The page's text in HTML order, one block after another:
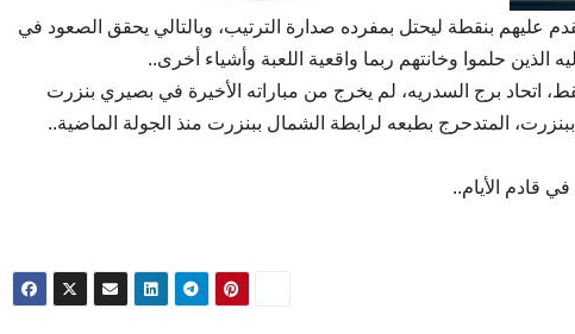
عليهم بنقطة ليحتل بمفرده صدارة الترتيب، وبالتالي يحقق الصعود في
حلموا وخانتهم ربما واقعية اللعبة وأشياء أخرى..
اتحاد برج السدريه، لم يخرج من مباراته الأخيرة في بصيري بنزرت
قادم الأيام..